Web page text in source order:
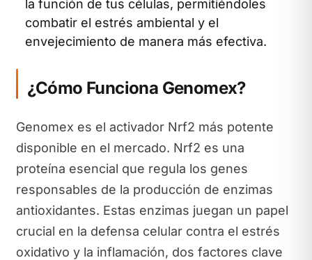
la función de tus células, permitiéndoles
combatir el estrés ambiental y el
envejecimiento de manera más efectiva.
¿Cómo Funciona Genomex?
Genomex es el activador Nrf2 más potente
disponible en el mercado. Nrf2 es una
proteína esencial que regula los genes
responsables de la producción de enzimas
antioxidantes. Estas enzimas juegan un papel
crucial en la defensa celular contra el estrés
oxidativo y la inflamación, dos factores clave